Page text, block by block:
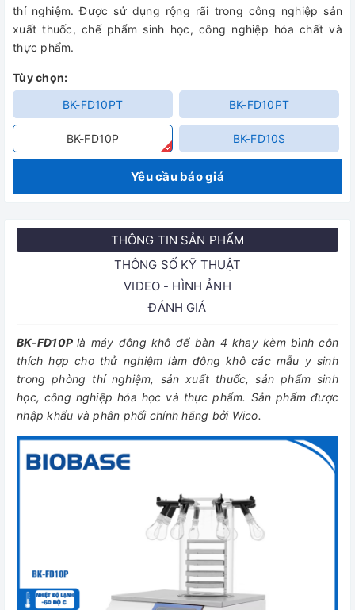
thí nghiệm. Được sử dụng rộng rãi trong công nghiệp sản
xuất thuốc, chế phẩm sinh học, công nghiệp hóa chất và
thực phẩm.
Tùy chọn:
BK-FD10PT
BK-FD10PT
BK-FD10P BK-FD10S
Yêu cầu báo giá
THÔNG TIN SẢN PHẨM
THÔNG SỐ KỸ THUẬT
VIDEO - HÌNH ẢNH
ĐÁNH GIÁ
BK-FD10Plà máy đông khô để bàn 4 khay kèm bình côn
thích hợp cho thử nghiệm làm đông khô các mẫu y sinh
trong phòng thí nghiệm, sản xuất thuốc, sản phẩm sinh
học, công nghiệp hóa học và thực phẩm. Sản phẩm được
nhập khẩu và phân phối chính hãng bởi Wico.